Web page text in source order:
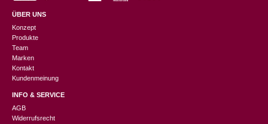
ÜBER UNS
Konzept
Produkte
Team
Marken
Kontakt
Kundenmeinung
INFO & SERVICE
AGB
Widerrufsrecht